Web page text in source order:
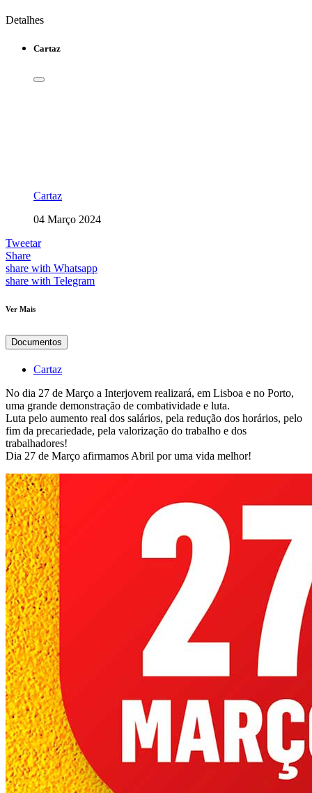
Detalhes
Cartaz
Cartaz
04 Março 2024
Tweetar
Share
share with Whatsapp
share with Telegram
Ver Mais
Documentos
Cartaz
No dia 27 de Março a Interjovem realizará, em Lisboa e no Porto,
uma grande demonstração de combatividade e luta.
Luta pelo aumento real dos salários, pela redução dos horários, pelo
fim da precariedade, pela valorização do trabalho e dos
trabalhadores!
Dia 27 de Março afirmamos Abril por uma vida melhor!